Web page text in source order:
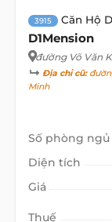
3915 Căn Hộ
D1Mension
đường Võ Văn
Địa chỉ cũ:
Minh
Số phòng ngủ
Diện tích
Giá
Thuế